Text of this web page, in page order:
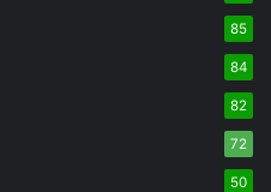
85
84
82
72
50